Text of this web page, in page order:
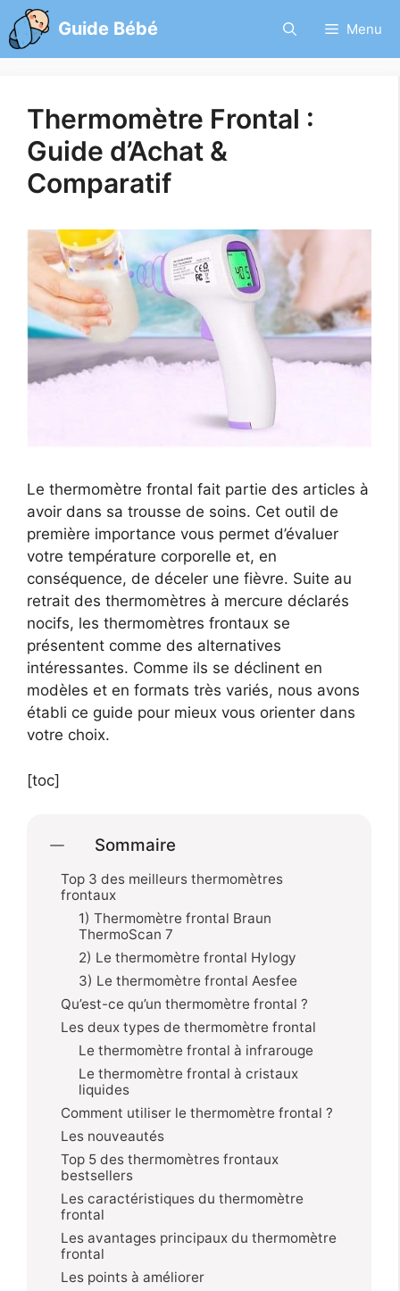
Aller
au
contenu
Guide Bébé Menu
Thermomètre Frontal :
Guide d’Achat &
Comparatif
Le thermomètre frontal fait partie des articles à
avoir dans sa trousse de soins. Cet outil de
première importance vous permet d’évaluer
votre température corporelle et, en
conséquence, de déceler une fièvre. Suite au
retrait des thermomètres à mercure déclarés
nocifs, les thermomètres frontaux se
présentent comme des alternatives
intéressantes. Comme ils se déclinent en
modèles et en formats très variés, nous avons
établi ce guide pour mieux vous orienter dans
votre choix.
[toc]
Sommaire
Top 3 des meilleurs thermomètres
frontaux
1) Thermomètre frontal Braun
ThermoScan 7
2) Le thermomètre frontal Hylogy
3) Le thermomètre frontal Aesfee
Qu’est-ce qu’un thermomètre frontal ?
Les deux types de thermomètre frontal
Le thermomètre frontal à infrarouge
Le thermomètre frontal à cristaux
liquides
Comment utiliser le thermomètre frontal ?
Les nouveautés
Top 5 des thermomètres frontaux
bestsellers
Les caractéristiques du thermomètre
frontal
Les avantages principaux du thermomètre
frontal
Les points à améliorer